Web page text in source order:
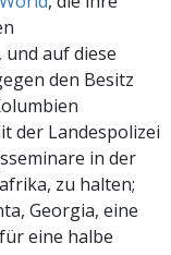
auf diese
den Besitz
der Landespolizei
in der
zu halten;
Georgia, eine
eine halbe